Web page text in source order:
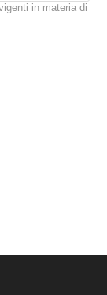
in materia di